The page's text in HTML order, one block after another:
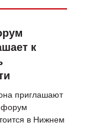
к
приглашают
форум
в Нижнем